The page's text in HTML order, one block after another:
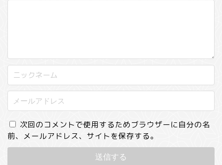
次回のコメントで使用するためブラウザーに自分の名
前、メールアドレス、サイトを保存する。